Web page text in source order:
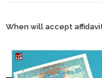
When will accept